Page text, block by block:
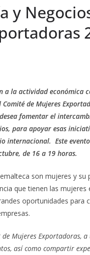
y
a la actividad económica
de Mujeres
fomentar el
para apoyar esas
internacional. Este
de 16 a 19 horas.
son mujeres y su
que tienen las
oportunidades para
Mujeres Exportadoras, a
así como compartir
estar